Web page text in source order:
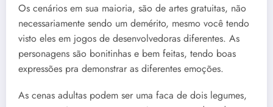
Os cenários em sua maioria, são de artes gratuitas, não
necessariamente sendo um demérito, mesmo você tendo
visto eles em jogos de desenvolvedoras diferentes. As
personagens são bonitinhas e bem feitas, tendo boas
expressões pra demonstrar as diferentes emoções.
As cenas adultas podem ser uma faca de dois legumes,